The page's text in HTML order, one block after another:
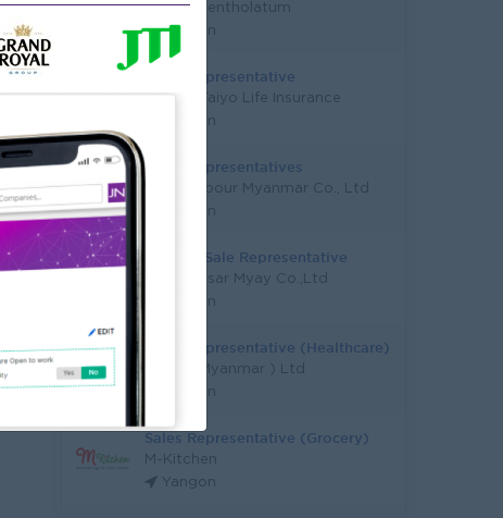
Rohto-Mentholatum
Yangon
Sales Representative
Capital Taiyo Life Insurance
Yangon
Sales Representatives
Safe Harbour Myanmar Co., Ltd
Yangon
Medical Sale Representative
Moe Thitsar Myay Co.,Ltd
Yangon
Sales Representative (Healthcare)
DKSH ( Myanmar ) Ltd
Yangon
Sales Representative (Grocery)
M-Kitchen
Yangon